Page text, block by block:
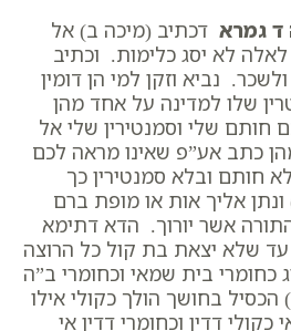
גמרא דכתיב (מיכה ב) אל
לאלה לא יסג כלימות. וכתיב
נביא וזקן למי הן דומין
שלו למדינה על אחד מהן
חותם שלי וסמנטירין שלי אל
כתב אע”פ שאינו מראה לכם
חותם ובלא סמנטירין כך
ונתן אליך אות או מופת ברם
אשר יורוך. הדא דתימא
שלא יצאת בת קול כל הרוצה
כחומרי בית שמאי וכחומרי ב”ה
בחושך הולך כקולי אילו
דדין וכחומרי דדין אי